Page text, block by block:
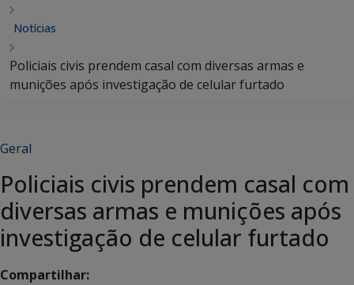
Notícias
Policiais civis prendem casal com diversas armas e
munições após investigação de celular furtado
Geral
Policiais civis prendem casal com
diversas armas e munições após
investigação de celular furtado
Compartilhar: